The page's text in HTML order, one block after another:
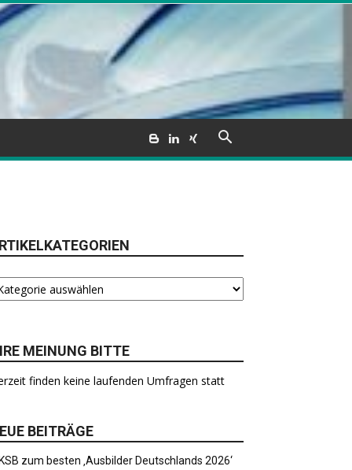
MEINUNG BITTE
finden keine laufenden Umfragen statt
BEITRÄGE
zum besten ‚Ausbilder Deutschlands 2026‘